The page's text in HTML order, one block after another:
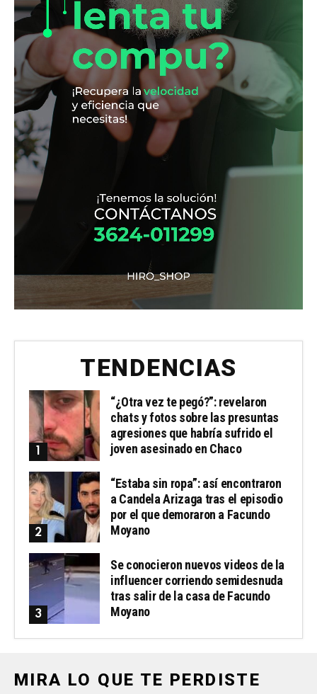
TENDENCIAS
“¿Otra vez te pegó?”: revelaron
chats y fotos sobre las presuntas
agresiones que habría sufrido el
joven asesinado en Chaco
“Estaba sin ropa”: así encontraron
a Candela Arizaga tras el episodio
por el que demoraron a Facundo
Moyano
Se conocieron nuevos videos de la
influencer corriendo semidesnuda
tras salir de la casa de Facundo
Moyano
MIRA LO QUE TE PERDISTE